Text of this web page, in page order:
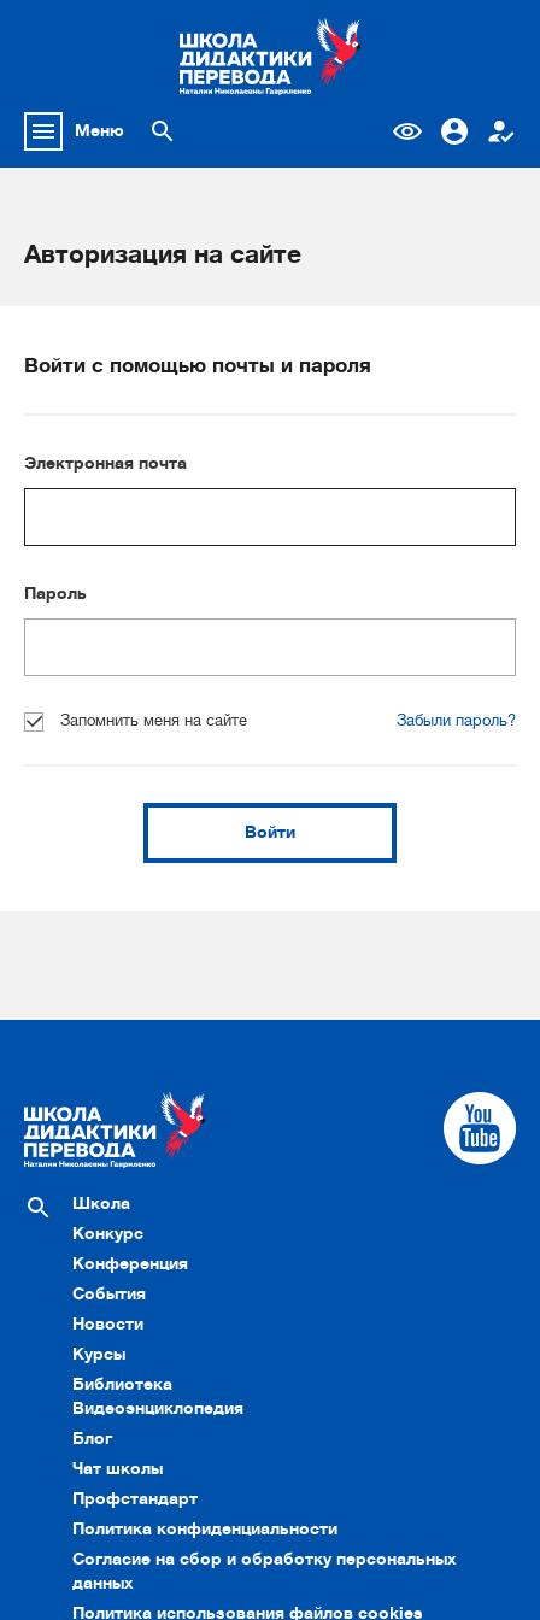
Меню
Авторизация на сайте
Войти с помощью почты и пароля
Электронная почта
Пароль
Запомнить меня на сайте Забыли пароль?
Войти
Школа
Конкурс
Конференция
События
Новости
Курсы
Библиотека
Видеоэнциклопедия
Блог
Чат школы
Профстандарт
Политика конфиденциальности
Согласие на сбор и обработку персональных
данных
Политика использования файлов cookies